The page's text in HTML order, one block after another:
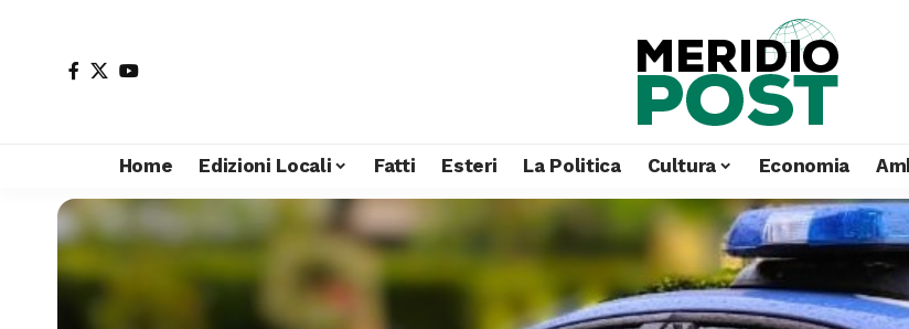
Home Edizioni Locali Fatti Esteri La Politica Cultura Economia